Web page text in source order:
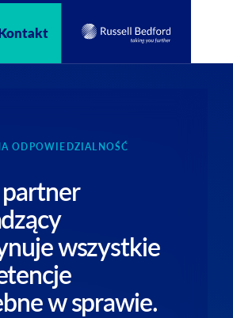
ODPOWIEDZIALNOŚĆ
wszystkie
w sprawie.